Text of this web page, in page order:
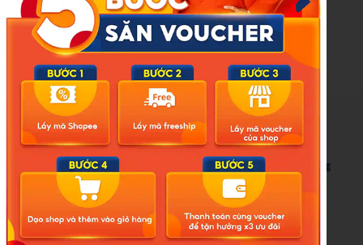
thong-bao-khan-a593242.html
New Posts
Bão số 3 hình thành trên Biển Đông: Vì sao không ảnh hưởng
đất liền vẫn cần cảnh giác cao độ?